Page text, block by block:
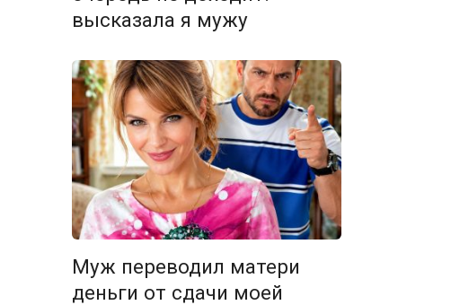
высказала я мужу
Муж переводил матери
деньги от сдачи моей